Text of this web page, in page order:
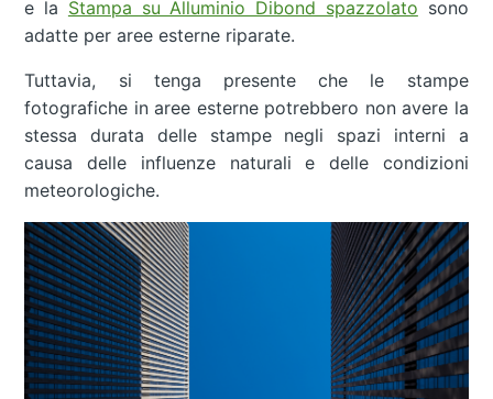
e la Stampa su Alluminio Dibond spazzolato sono
adatte per aree esterne riparate.
Tuttavia, si tenga presente che le stampe
fotografiche in aree esterne potrebbero non avere la
stessa durata delle stampe negli spazi interni a
causa delle influenze naturali e delle condizioni
meteorologiche.